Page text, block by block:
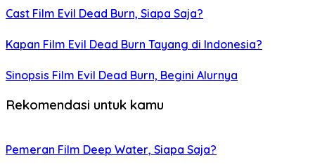
Cast Film Evil Dead Burn, Siapa Saja?
Kapan Film Evil Dead Burn Tayang di Indonesia?
Sinopsis Film Evil Dead Burn, Begini Alurnya
Rekomendasi untuk kamu
Pemeran Film Deep Water, Siapa Saja?